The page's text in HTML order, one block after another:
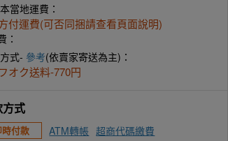
當地運費：
付運費(可否同捆請查看頁面說明)
：
式- 參考(依賣家寄送為主)：
オク送料-770円
式
時付款 ATM轉帳 超商代碼繳費